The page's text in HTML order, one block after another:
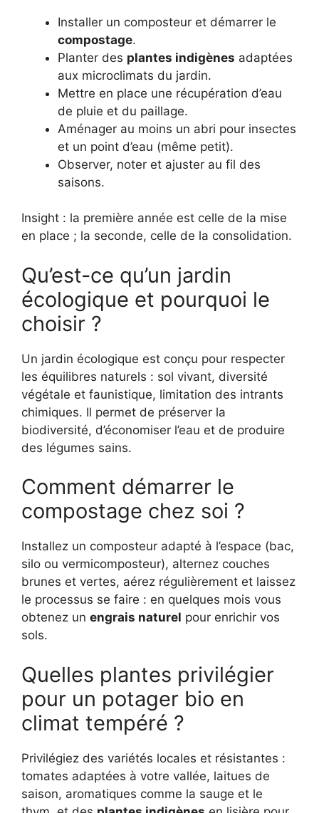
Installer un composteur et démarrer le
compostage.
Planter des plantes indigènes adaptées
aux microclimats du jardin.
Mettre en place une récupération d’eau
de pluie et du paillage.
Aménager au moins un abri pour insectes
et un point d’eau (même petit).
Observer, noter et ajuster au fil des
saisons.
Insight : la première année est celle de la mise
en place ; la seconde, celle de la consolidation.
Qu’est-ce qu’un jardin
écologique et pourquoi le
choisir ?
Un jardin écologique est conçu pour respecter
les équilibres naturels : sol vivant, diversité
végétale et faunistique, limitation des intrants
chimiques. Il permet de préserver la
biodiversité, d’économiser l’eau et de produire
des légumes sains.
Comment démarrer le
compostage chez soi ?
Installez un composteur adapté à l’espace (bac,
silo ou vermicomposteur), alternez couches
brunes et vertes, aérez régulièrement et laissez
le processus se faire : en quelques mois vous
obtenez un engrais naturel pour enrichir vos
sols.
Quelles plantes privilégier
pour un potager bio en
climat tempéré ?
Privilégiez des variétés locales et résistantes :
tomates adaptées à votre vallée, laitues de
saison, aromatiques comme la sauge et le